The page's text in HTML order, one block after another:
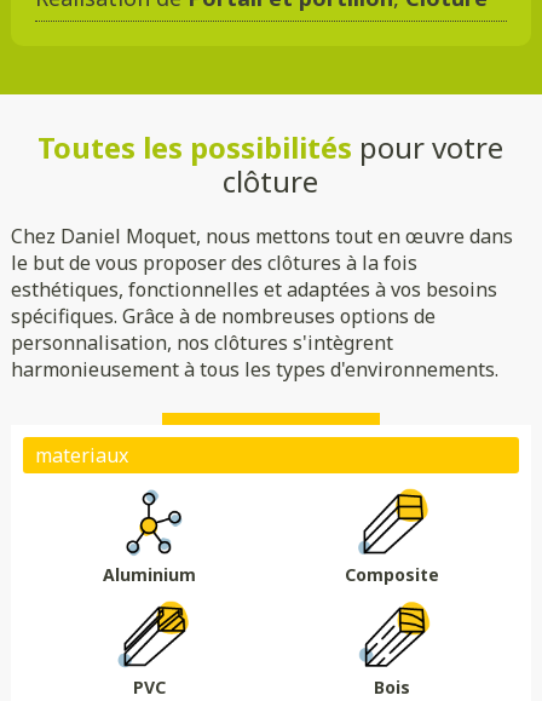
Toutes les possibilités pour votre
clôture
Chez Daniel Moquet, nous mettons tout en œuvre dans
le but de vous proposer des clôtures à la fois
esthétiques, fonctionnelles et adaptées à vos besoins
spécifiques. Grâce à de nombreuses options de
personnalisation, nos clôtures s'intègrent
harmonieusement à tous les types d'environnements.
Aluminium Composite
PVC Bois
Plein
Essences de bois
Coloris au choix
DMC 301
DMC 303 B
DMC 304
DMC 305
Barrière acoustique
Tour piscine
Couvertine